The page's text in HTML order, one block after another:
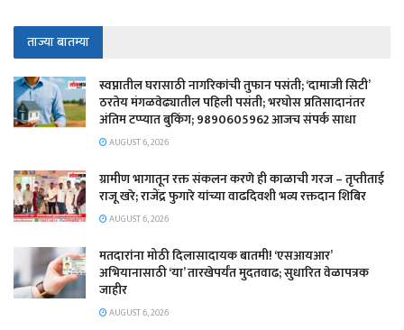
ताज्या बातम्या
स्वप्नातील घरासाठी नागरिकांची तुफान पसंती; ‘दामाजी सिटी’
ठरतेय मंगळवेढ्यातील पहिली पसंती; भरघोस प्रतिसादानंतर
अंतिम टप्प्यात बुकिंग; 9890605962 आजच संपर्क साधा
AUGUST 6, 2026
ग्रामीण भागातून रक्त संकलन करणे ही काळाची गरज – तृप्तीताई
राजू खरे; राजेंद्र फुगारे यांच्या वाढदिवशी भव्य रक्तदान शिबिर
AUGUST 6, 2026
मतदारांना मोठी दिलासादायक बातमी! ‘एसआयआर’
अभियानासाठी ‘या’ तारखेपर्यंत मुदतवाढ; सुधारित वेळापत्रक
जाहीर
AUGUST 6, 2026